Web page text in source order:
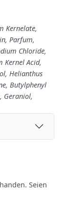
Kernelate,
Parfum,
Chloride,
Kernel Acid,
Helianthus
Butylphenyl
Geraniol,
Seien